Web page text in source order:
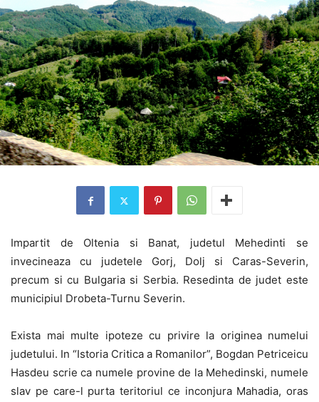
Impartit de Oltenia si Banat, judetul Mehedinti se
invecineaza cu judetele Gorj, Dolj si Caras-Severin,
precum si cu Bulgaria si Serbia. Resedinta de judet este
municipiul Drobeta-Turnu Severin.
Exista mai multe ipoteze cu privire la originea numelui
judetului. In “Istoria Critica a Romanilor”, Bogdan Petriceicu
Hasdeu scrie ca numele provine de la Mehedinski, numele
slav pe care-l purta teritoriul ce inconjura Mahadia, oras